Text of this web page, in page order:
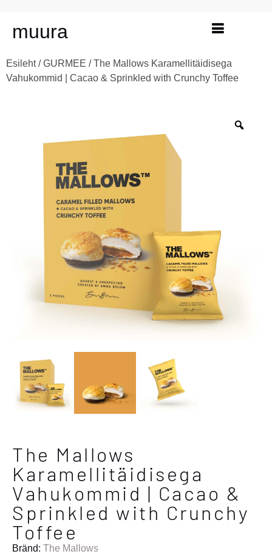
muura
Esileht/GURMEE / The Mallows Karamellitäidisega
Vahukommid | Cacao & Sprinkled with Crunchy Toffee
The Mallows
Karamellitäidisega
Vahukommid | Cacao &
Sprinkled with Crunchy
Toffee
Bränd: The Mallows